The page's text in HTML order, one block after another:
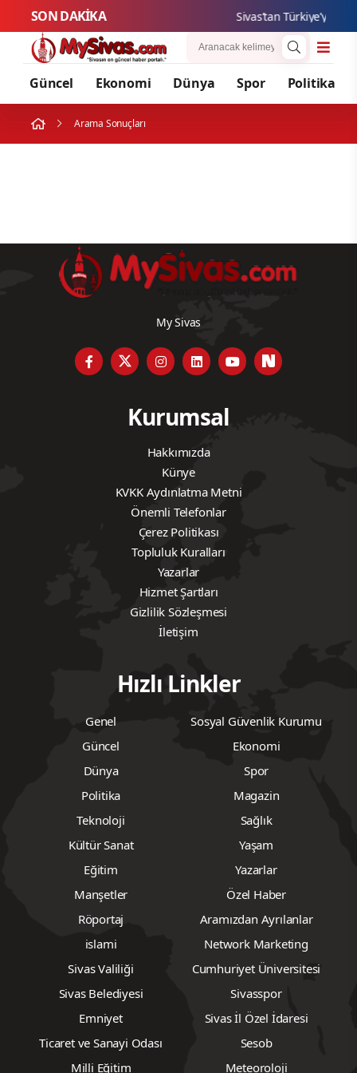
SON DAKİKA Sivas’tan Türkiye’ye
Güncel Ekonomi Dünya Spor Politika
Arama Sonuçları
My Sivas
Kurumsal
Hakkımızda
Künye
KVKK Aydınlatma Metni
Önemli Telefonlar
Çerez Politikası
Topluluk Kuralları
Yazarlar
Hizmet Şartları
Gizlilik Sözleşmesi
İletişim
Hızlı Linkler
Genel
Sosyal Güvenlik Kurumu
Güncel
Ekonomi
Dünya
Spor
Politika
Magazin
Teknoloji
Sağlık
Kültür Sanat
Yaşam
Eğitim
Yazarlar
Manşetler
Özel Haber
Röportaj
Aramızdan Ayrılanlar
islami
Network Marketing
Sivas Valiliği
Cumhuriyet Üniversitesi
Sivas Belediyesi
Sivasspor
Emniyet
Sivas İl Özel İdaresi
Ticaret ve Sanayi Odası
Sesob
Milli Eğitim
Meteoroloji